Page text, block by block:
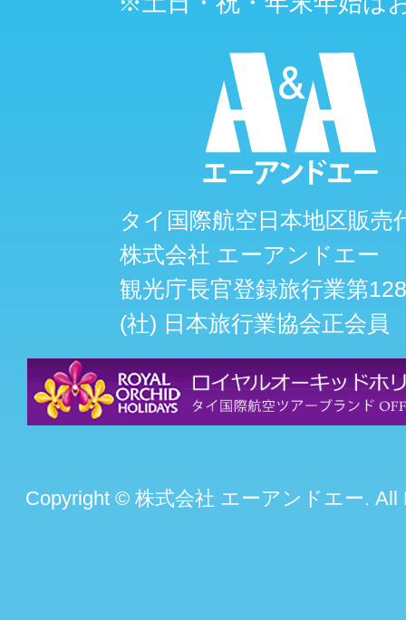
タイ国際航空日本地区販売
株式会社 エーアンドエー
観光庁長官登録旅行業第
(社) 日本旅行業協会正会員
Copyright © 株式会社 エーアンドエー. All